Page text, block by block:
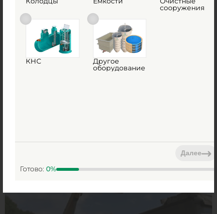
сооружения
КНС Другое
оборудование
Готово: 0%
Далее